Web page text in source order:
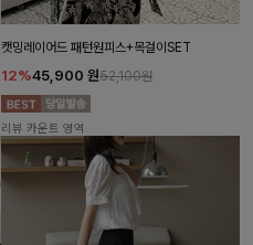
캣밍레이어드 패턴원피스+목걸이SET
12%45,900 원52,100원
리뷰 카운트 영역